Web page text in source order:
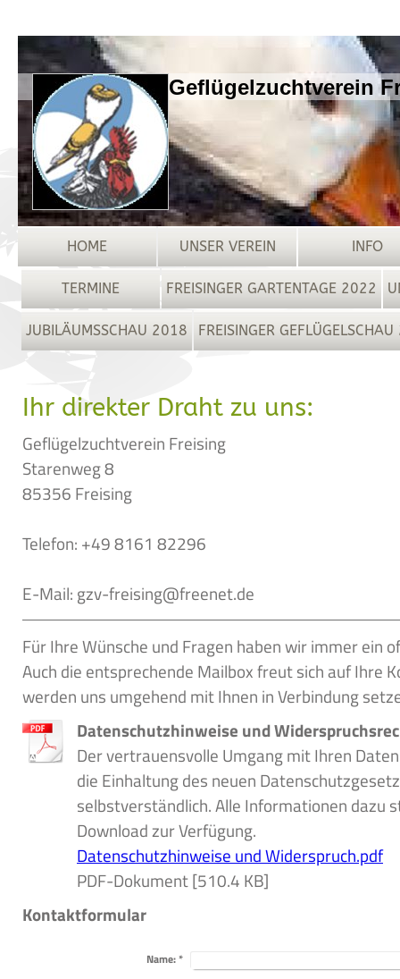
Geflügelzuchtverein
HOME UNSER VEREIN INFO
TERMINE FREISINGER GARTENTAGE 2022
JUBILÄUMSSCHAU 2018 FREISINGER
Ihr direkter Draht zu uns:
Geflügelzuchtverein Freising
Starenweg 8
85356 Freising
Telefon: +49 8161 82296
E-Mail: gzv-freising@freenet.de
Für Ihre Wünsche und Fragen haben wir immer ein
Auch die entsprechende Mailbox freut sich auf Ihre
werden uns umgehend mit Ihnen in Verbindung
Datenschutzhinweise und
Der vertrauensvolle Umgang mit Ihren
die Einhaltung des neuen
selbstverständlich. Alle Informationen dazu
Download zur Verfügung.
Datenschutzhinweise und Widerspruch.pdf
PDF-Dokument [510.4 KB]
Kontaktformular
Name:*